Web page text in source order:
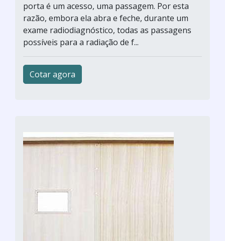
porta é um acesso, uma passagem. Por esta
razão, embora ela abra e feche, durante um
exame radiodiagnóstico, todas as passagens
possíveis para a radiação de f...
Cotar agora